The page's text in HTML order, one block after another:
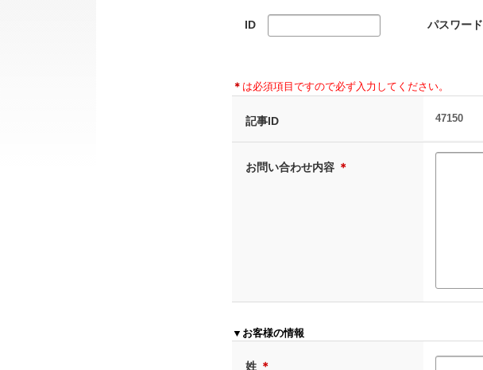
ID パスワード
＊ は必須項目ですので必ず入力してください。
記事ID 47150
お問い合わせ内容 ＊
▼お客様の情報
姓 ＊